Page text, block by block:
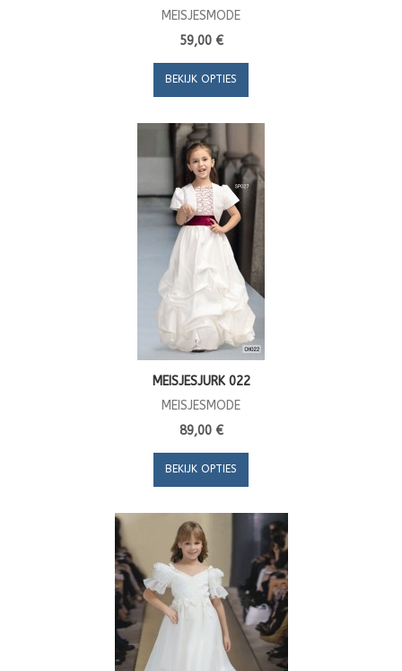
MEISJESMODE
59,00 €
BEKIJK OPTIES
MEISJESJURK 022
MEISJESMODE
89,00 €
BEKIJK OPTIES